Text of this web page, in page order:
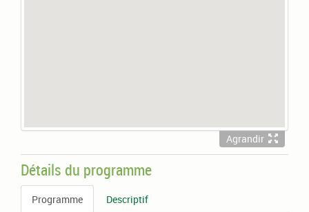
Agrandir
Détails du programme
Programme Descriptif